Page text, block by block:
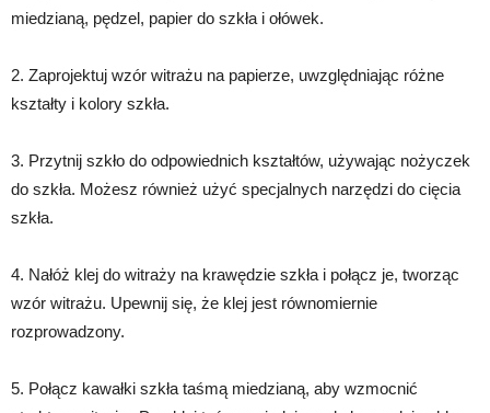
miedzianą, pędzel, papier do szkła i ołówek.
2. Zaprojektuj wzór witrażu na papierze, uwzględniając różne
kształty i kolory szkła.
3. Przytnij szkło do odpowiednich kształtów, używając nożyczek
do szkła. Możesz również użyć specjalnych narzędzi do cięcia
szkła.
4. Nałóż klej do witraży na krawędzie szkła i połącz je, tworząc
wzór witrażu. Upewnij się, że klej jest równomiernie
rozprowadzony.
5. Połącz kawałki szkła taśmą miedzianą, aby wzmocnić